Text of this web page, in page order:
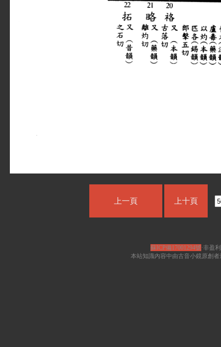
上一頁 上十頁
蘇ICP備17001294號·非盈
本站知識內容中由古音小鏡原創